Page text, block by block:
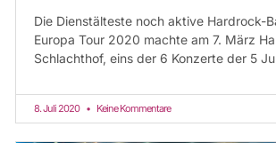
Die Dienstälteste noch aktive Hardrock-
Europa Tour 2020 machte am 7. März
Schlachthof, eins der 6 Konzerte der 5
8. Juli 2020 Keine Kommentare